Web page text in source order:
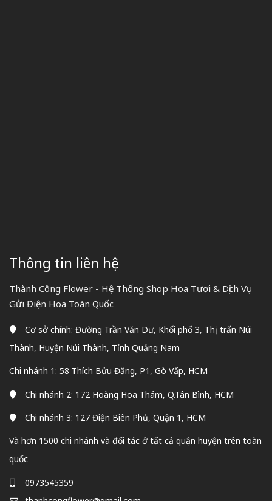
Thông tin liên hệ
Thành Công Flower - Hệ Thống Shop Hoa Tươi & Dịch Vụ
Gửi Điện Hoa Toàn Quốc
Cơ sở chính: Đường Trần Văn Dư, Khối phố 3, Thị trấn Núi
Thành, Huyện Núi Thành, Tỉnh Quảng Nam
Chi nhánh 1: 58 Thích Bửu Đăng, P1, Gò Vấp, HCM
Chi nhánh 2: 172 Hoàng Hoa Thám, Q.Tân Bình, HCM
Chi nhánh 3: 127 Điện Biên Phủ, Quận 1, HCM
Và hơn 1500 chi nhánh và đối tác ở tất cả quận huyện trên toàn
quốc
0973545359